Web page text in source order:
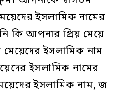
ইসলামিক নামের
কি আপনার প্রিয় মেয়ে
ইসলামিক নাম
ইসলামিক নামের
ইসলামিক নাম, জ